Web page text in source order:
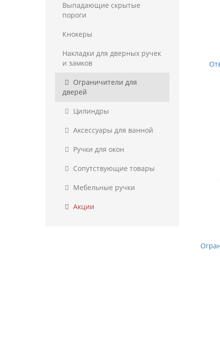
Выпадающие скрытые
пороги
Кнокеры
Накладки для дверных ручек
и замков
Ограничители для
дверей
Цилиндры
Аксессуары для ванной
Ручки для окон
Сопутствующие товары
Мебельные ручки
Акции